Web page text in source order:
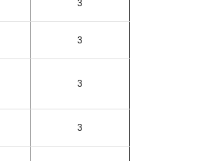
3
3
3
3